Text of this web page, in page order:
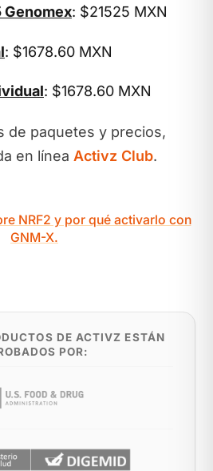
Genomex: $21525 MXN
: $1678.60 MXN
: $1678.60 MXN
de paquetes y precios,
en línea Activz Club.
NRF2 y por qué activarlo con
GNM-X.
DE ACTIVZ ESTÁN
POR: